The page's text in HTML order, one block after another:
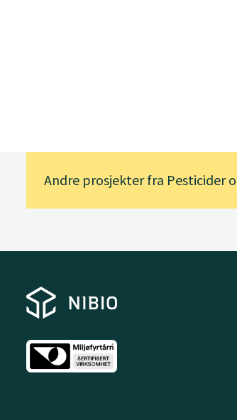
Andre prosjekter fra Pesticider